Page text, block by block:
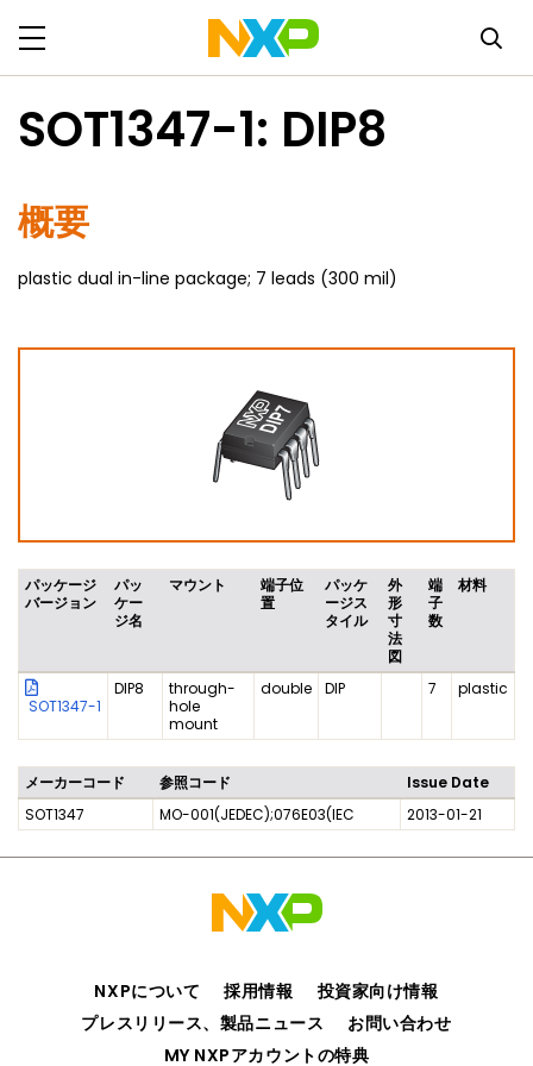
SOT1347-1: DIP8
概要
plastic dual in-line package; 7 leads (300 mil)
パッケージ
バージョン
パッ
ケー
ジ名
マウント
端子位
置
パッケ
ージス
タイル
外
形
寸
法
図
端
子
数
材料
SOT1347-1
DIP8
through-
hole
mount
double DIP 7 plastic
メーカーコード 参照コード
Issue Date
SOT1347
MO-001(JEDEC);076E03(IEC 2013-01-21
NXPについて 採用情報
投資家向け情報
プレスリリース、製品ニュース
お問い合わせ
MY NXPアカウントの特典